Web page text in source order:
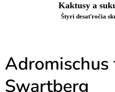
Kaktusy a
Štyri desaťročia
Swartberg